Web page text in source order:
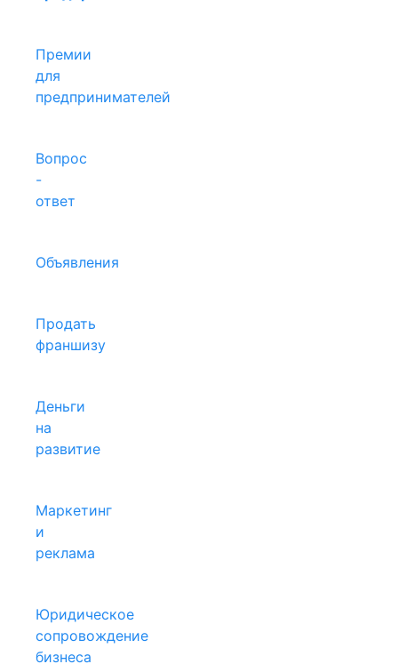
Премии
для
предпринимателей
Вопрос
-
ответ
Объявления
Продать
франшизу
Деньги
на
развитие
Маркетинг
и
реклама
Юридическое
сопровождение
бизнеса